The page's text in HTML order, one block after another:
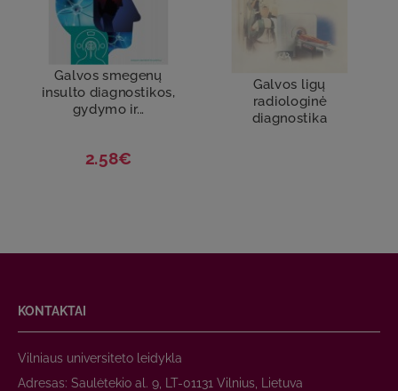
Galvos smegenų
insulto diagnostikos,
gydymo ir...
2.58€
Galvos ligų
radiologinė
diagnostika
KONTAKTAI
Vilniaus universiteto leidykla
Adresas: Saulėtekio al. 9, LT-01131 Vilnius, Lietuva